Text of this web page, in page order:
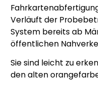
Verläuft der
System bereits ab
öffentlichen
Sie sind leicht zu
den alten